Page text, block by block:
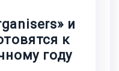
и
к
году